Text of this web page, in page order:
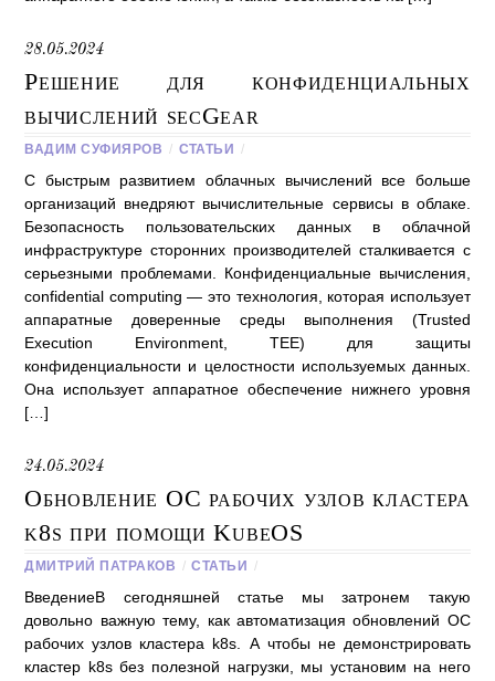
28.05.2024
Решение для конфиденциальных
вычислений secGear
ВАДИМ СУФИЯРОВ / СТАТЬИ /
С быстрым развитием облачных вычислений все больше
организаций внедряют вычислительные сервисы в облаке.
Безопасность пользовательских данных в облачной
инфраструктуре сторонних производителей сталкивается с
серьезными проблемами. Конфиденциальные вычисления,
сonfidential computing — это технология, которая использует
аппаратные доверенные среды выполнения (Trusted
Execution Environment, TEE) для защиты
конфиденциальности и целостности используемых данных.
Она использует аппаратное обеспечение нижнего уровня
[…]
24.05.2024
Обновление ОС рабочих узлов кластера
k8s при помощи KubeOS
ДМИТРИЙ ПАТРАКОВ / СТАТЬИ /
ВведениеВ сегодняшней статье мы затронем такую
довольно важную тему, как автоматизация обновлений ОС
рабочих узлов кластера k8s. А чтобы не демонстрировать
кластер k8s без полезной нагрузки, мы установим на него